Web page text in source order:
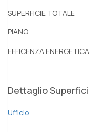
SUPERFICIE TOTALE
PIANO
EFFICENZA ENERGETICA
Dettaglio Superfici
Ufficio